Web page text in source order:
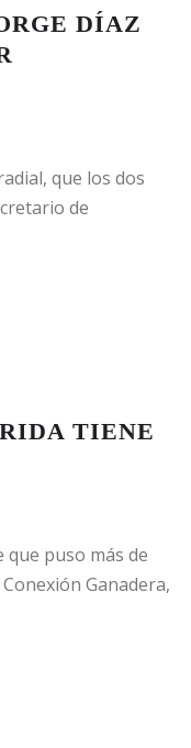
DÍAZ
que los dos
de
TIENE
que puso más de
Ganadera,